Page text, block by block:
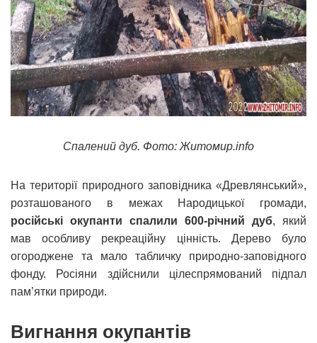
Спалений дуб. Фото: Житомир.info
На території природного заповідника «Древлянський»,
розташованого в межах Народицької громади,
російські окупанти спалили 600-річний дуб, який
мав особливу рекреаційну цінність. Дерево було
огороджене та мало табличку природно-заповідного
фонду. Росіяни здійснили цілеспрямований підпал
пам’ятки природи.
Вигнання окупантів